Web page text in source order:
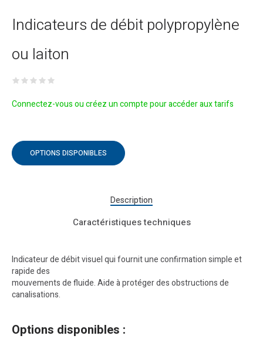
Indicateurs de débit polypropylène
ou laiton
Connectez-vous ou créez un compte pour accéder aux tarifs
OPTIONS DISPONIBLES
Description
Caractéristiques techniques
Indicateur de débit visuel qui fournit une confirmation simple et
rapide des
mouvements de fluide. Aide à protéger des obstructions de
canalisations.
Options disponibles :